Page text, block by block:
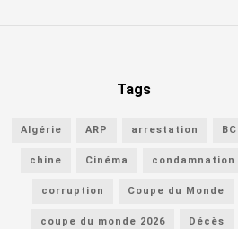
Tags
Algérie ARP arrestation
chine Cinéma condamnation
corruption Coupe du Monde
coupe du monde 2026 Décès